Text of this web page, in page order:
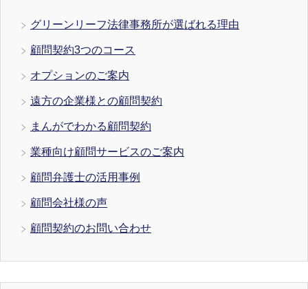
グリーンリーフ法律事務所が選ばれる理由
顧問契約3つのコース
オプションのご案内
遠方の企業様との顧問契約
まんがでわかる顧問契約
業種向け顧問サービスのご案内
顧問弁護士の活用事例
顧問会社様の声
顧問契約のお問い合わせ